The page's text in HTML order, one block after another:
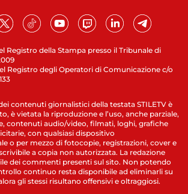
Registro della Stampa presso il Tribunale di
Registro degli Operatori di Comunicazione c/o
contenuti giornalistici della testata STILETV è
è vietata la riproduzione e l’uso, anche parziale,
contenuti audio/video, filmati, loghi, grafiche
con qualsiasi dispositivo
o per mezzo di fotocopie, registrazioni, cover e
a copia non autorizzata. La redazione
dei commenti presenti sul sito. Non potendo
continuo resta disponibile ad eliminarli su
gli stessi risultano offensivi e oltraggiosi.